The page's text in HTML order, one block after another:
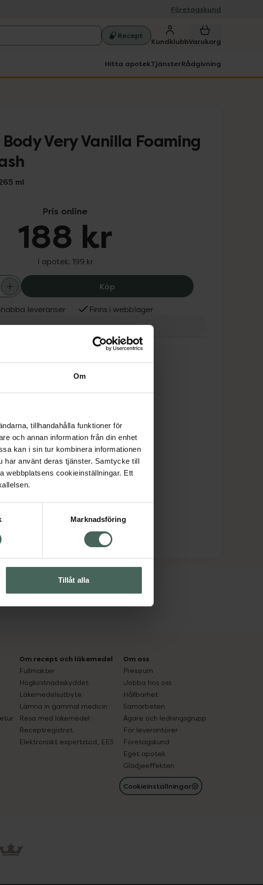
Om
tillhandahålla funktioner för
och annan information från din enhet
kan i sin tur kombinera informationen
har använt deras tjänster. Samtycke till
webbplatsens cookieinställningar. Ett
Marknadsföring
Tillåt alla
Företagskund
Recept
KundklubbVarukorg
Hitta apotekTjänsterRådgivning
Very Vanilla Foaming
ml
Pris online
188 kr
I apotek: 199 kr
Köp Sundae Body Very Vanilla Foaming
leveranser Finns i webblager
Om recept och läkemedel
Fullmakter
Högkostnadsskyddet
Läkemedelsutbyte
Lämna in gammal medicin
Resa med läkemedel
Receptregistret
Elektroniskt expertstöd, EES
Om oss
Pressrum
Jobba hos oss
Hållbarhet
Samarbeten
Ägare och ledningsgrupp
För leverantörer
Företagskund
Eget apotek
Glädjeeffekten
Cookieinställningar